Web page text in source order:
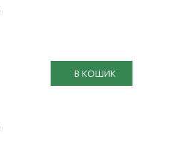
В КОШИК